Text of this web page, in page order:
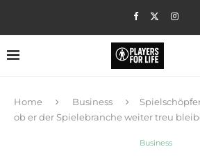
Home Business
ob er der Spielebranche weiter treu
Business